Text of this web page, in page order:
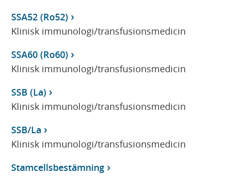
SSA52 (Ro52)
Klinisk immunologi/transfusionsmedicin
SSA60 (Ro60)
Klinisk immunologi/transfusionsmedicin
SSB (La)
Klinisk immunologi/transfusionsmedicin
SSB/La
Klinisk immunologi/transfusionsmedicin
Stamcellsbestämning